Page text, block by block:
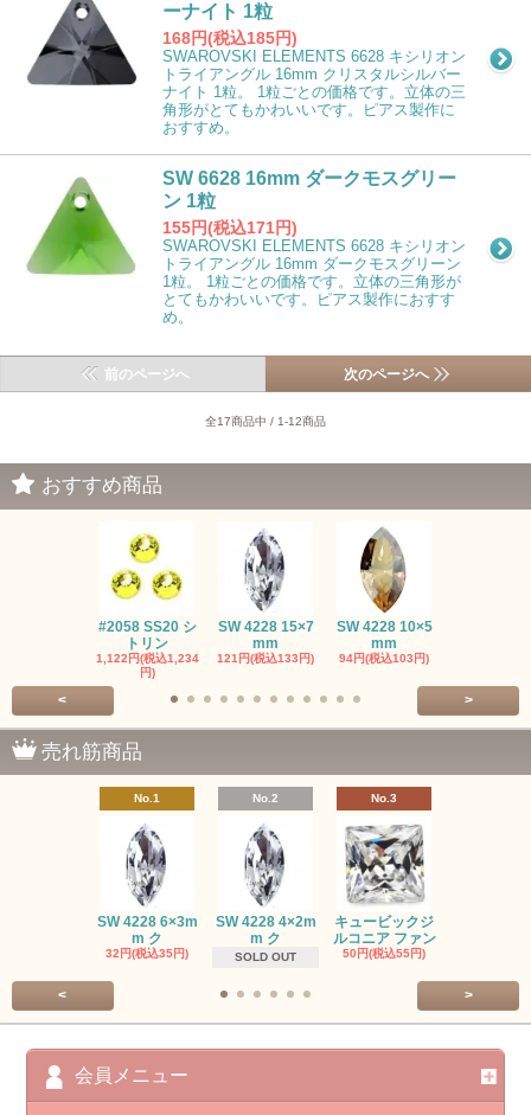
ーナイト 1粒
168円(税込185円)
SWAROVSKI ELEMENTS 6628 キシリオン
トライアングル 16mm クリスタルシルバー
ナイト 1粒。 1粒ごとの価格です。立体の三
角形がとてもかわいいです。ピアス製作に
おすすめ。
SW 6628 16mm ダークモスグリー
ン 1粒
155円(税込171円)
SWAROVSKI ELEMENTS 6628 キシリオン
トライアングル 16mm ダークモスグリーン
1粒。 1粒ごとの価格です。立体の三角形が
とてもかわいいです。ピアス製作におすす
め。
前のページへ 次のページへ
全17商品中 / 1-12商品
おすすめ商品
#2058 SS20 シ
トリン
1,122円(税込1,234
円)
SW 4228 15×7
mm
121円(税込133円)
SW 4228 10×5
mm
94円(税込103円)
< >
売れ筋商品
No.1
SW 4228 6×3m
m ク
32円(税込35円)
No.2
SW 4228 4×2m
m ク
SOLD OUT
No.3
キュービックジ
ルコニア ファン
50円(税込55円)
< >
会員メニュー